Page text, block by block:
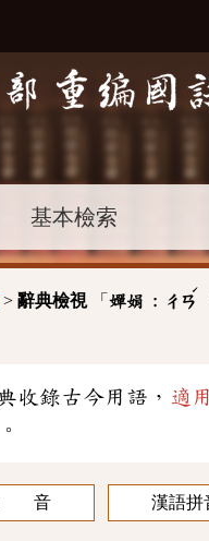
基本檢索
> 辭典檢視「 嬋娟 : ㄔㄢ
ˊ
收錄古今用語， 適
音 漢語拼